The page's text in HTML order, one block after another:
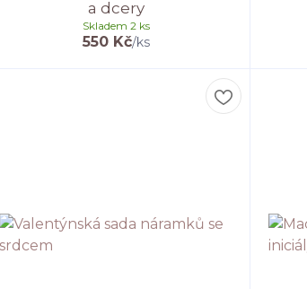
a dcery
550 Kč/ks
Skladem 2 ks